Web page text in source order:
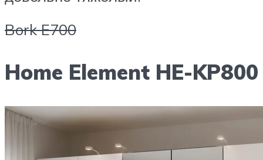
Bork E700
Home Element HE-KP800